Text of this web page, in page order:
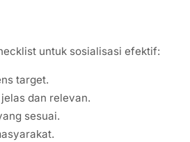
untuk sosialisasi efektif:
target.
dan relevan.
sesuai.